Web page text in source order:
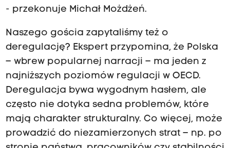
- przekonuje Michał Możdżeń.
Naszego gościa zapytaliśmy też o
deregulację? Ekspert przypomina, że Polska
– wbrew popularnej narracji – ma jeden z
najniższych poziomów regulacji w OECD.
Deregulacja bywa wygodnym hasłem, ale
często nie dotyka sedna problemów, które
mają charakter strukturalny. Co więcej, może
prowadzić do niezamierzonych strat – np. po